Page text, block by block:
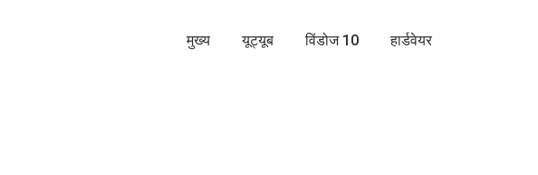
मुख्य यूट्यूब विंडोज 10 हार्डवेयर